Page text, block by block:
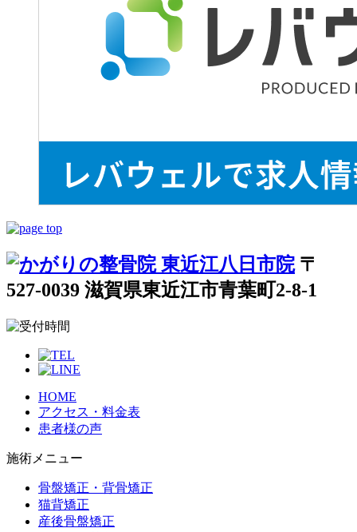
〒
527-0039 滋賀県東近江市青葉町2-8-1
HOME
アクセス・料金表
患者様の声
施術メニュー
骨盤矯正・背骨矯正
猫背矯正
産後骨盤矯正